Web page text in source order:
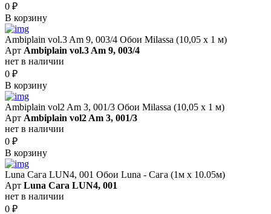
0 ₽
В корзину
Ambiplain vol.3 Am 9, 003/4 Обои Milassa (10,05 х 1 м)
Арт Ambiplain vol.3 Am 9, 003/4
нет в наличии
0 ₽
В корзину
Ambiplain vol2 Am 3, 001/3 Обои Milassa (10,05 х 1 м)
Арт Ambiplain vol2 Am 3, 001/3
нет в наличии
0 ₽
В корзину
Luna Сага LUN4, 001 Обои Luna - Сага (1м х 10.05м)
Арт Luna Сага LUN4, 001
нет в наличии
0 ₽